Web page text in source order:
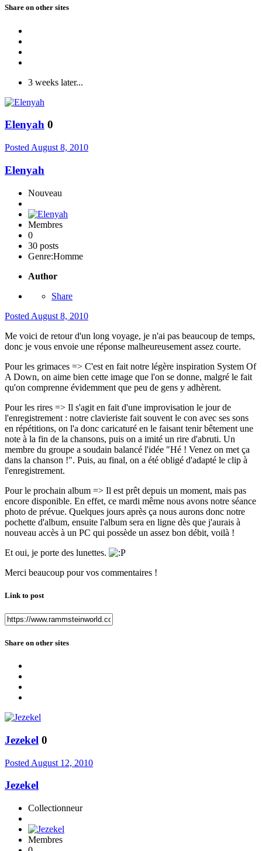
Share on other sites
3 weeks later...
Elenyah 0
Posted August 8, 2010
Elenyah
Nouveau
Membres
0
30 posts
Genre:Homme
Author
Share
Posted August 8, 2010
Me voici de retour d'un long voyage, je n'ai pas beaucoup de temps,
donc je vous envoie une réponse malheureusement assez courte.
Pour les grimaces => C'est en fait notre légère inspiration System Of
A Down, on aime bien cette image que l'on se donne, malgré le fait
qu'on comprenne évidemment que peu de gens y adhèrent.
Pour les rires => Il s'agit en fait d'une improvisation le jour de
l'enregistrement : notre clavieriste fait souvent le con avec ses sons
en répétitions, on l'a donc caricaturé en le faisant tenir bêtement une
note à la fin de la chansons, puis on a imité un rire d'abruti. Un
membre du groupe a soudain balancé l'idée "Hé ! Venez on met ça
dans la chanson !". Puis, au final, on a été obligé d'adapté le clip à
l'enregistrement.
Pour le prochain album => Il est prêt depuis un moment, mais pas
encore disponible. En effet, ce mardi même nous avons notre séance
photo de prévue. Quelques jours après ça nous aurons donc notre
pochette d'album, ensuite l'album sera en ligne dès que j'aurais à
nouveau accès à un PC qui possède un assez bon débit, voilà !
Et oui, je porte des lunettes.
Merci beaucoup pour vos commentaires !
Link to post
Share on other sites
Jezekel 0
Posted August 12, 2010
Jezekel
Collectionneur
Membres